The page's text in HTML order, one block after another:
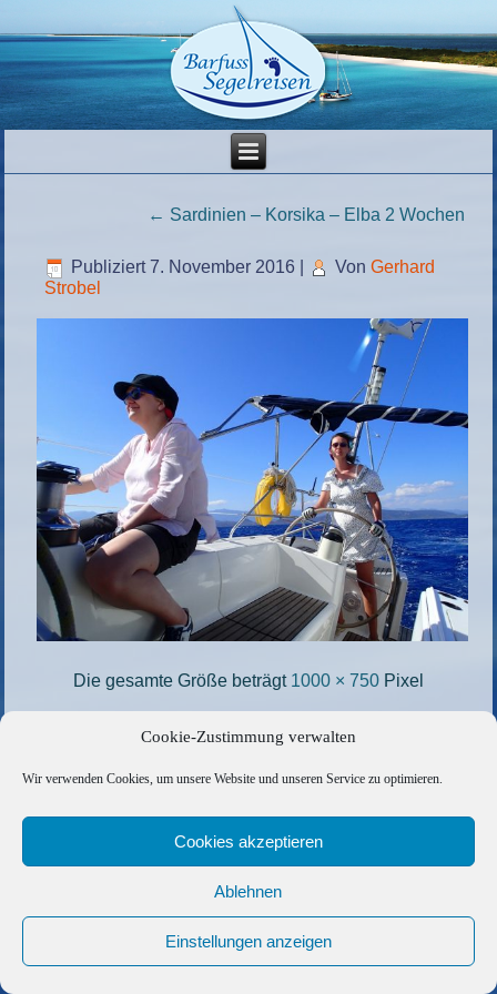
Cookie-Zustimmung verwalten
Wir verwenden Cookies, um unsere Website und unseren Service zu optimieren.
Cookies akzeptieren
Ablehnen
Einstellungen anzeigen
← Sardinien – Korsika – Elba 2 Wochen
Publiziert 7. November 2016 Von Gerhard
Strobel
Die gesamte Größe beträgt 1000 × 750 Pixel
Copyright © 2026 Barfuss Segelreisen GmbH
Kontakt|Impressum|Datenschutz|Cookie-Richtlinie|
AGB|Befreundete Links